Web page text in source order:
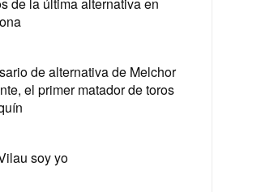
de alternativa de Melchor
el primer matador de toros
soy yo